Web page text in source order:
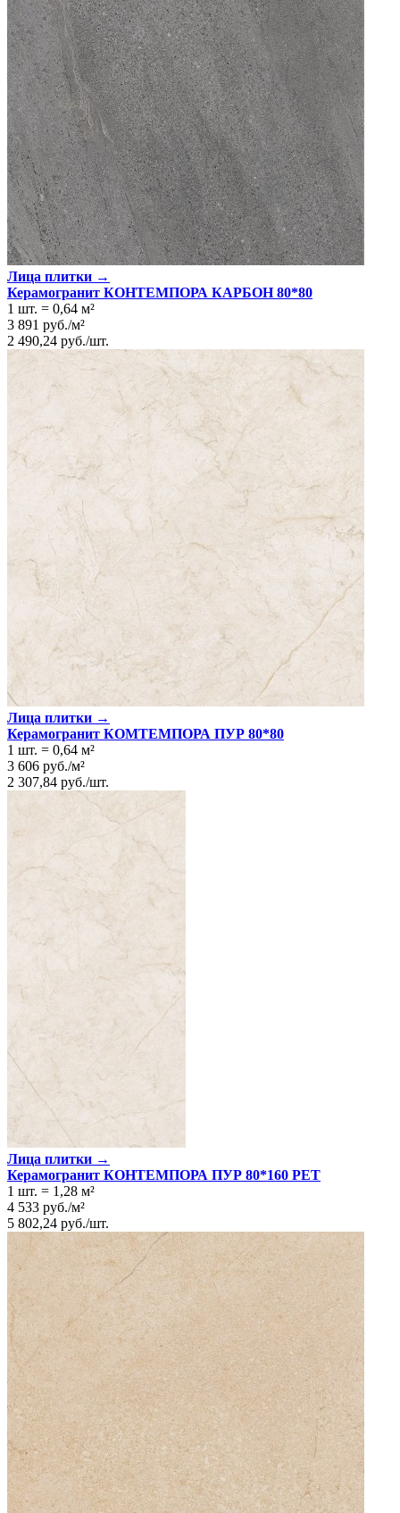
Лица плитки →
Керамогранит КОНТЕМПОРА КАРБОН 80*80
1 шт. = 0,64 м²
3 891 руб./м²
2 490,24 руб./шт.
Лица плитки →
Керамогранит КОМТЕМПОРА ПУР 80*80
1 шт. = 0,64 м²
3 606 руб./м²
2 307,84 руб./шт.
Лица плитки →
Керамогранит КОНТЕМПОРА ПУР 80*160 РЕТ
1 шт. = 1,28 м²
4 533 руб./м²
5 802,24 руб./шт.